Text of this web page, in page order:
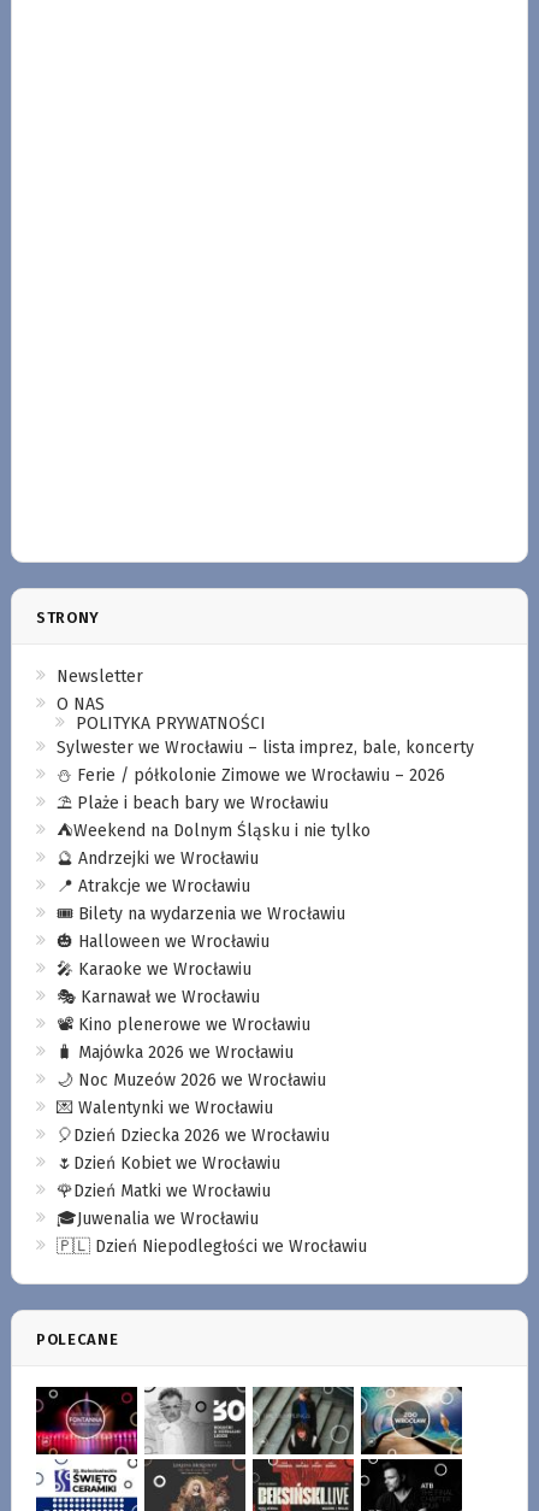
STRONY
Newsletter
O NAS
POLITYKA PRYWATNOŚCI
Sylwester we Wrocławiu – lista imprez, bale, koncerty
⛄️ Ferie / półkolonie Zimowe we Wrocławiu – 2026
⛱️ Plaże i beach bary we Wrocławiu
⛺️Weekend na Dolnym Śląsku i nie tylko
🔮 Andrzejki we Wrocławiu
📍 Atrakcje we Wrocławiu
🎟️ Bilety na wydarzenia we Wrocławiu
🎃 Halloween we Wrocławiu
🎤 Karaoke we Wrocławiu
🎭 Karnawał we Wrocławiu
📽️ Kino plenerowe we Wrocławiu
🧳 Majówka 2026 we Wrocławiu
🌙 Noc Muzeów 2026 we Wrocławiu
💌 Walentynki we Wrocławiu
🎈Dzień Dziecka 2026 we Wrocławiu
🌷Dzień Kobiet we Wrocławiu
🌹Dzień Matki we Wrocławiu
🎓Juwenalia we Wrocławiu
🇵🇱 Dzień Niepodległości we Wrocławiu
POLECANE